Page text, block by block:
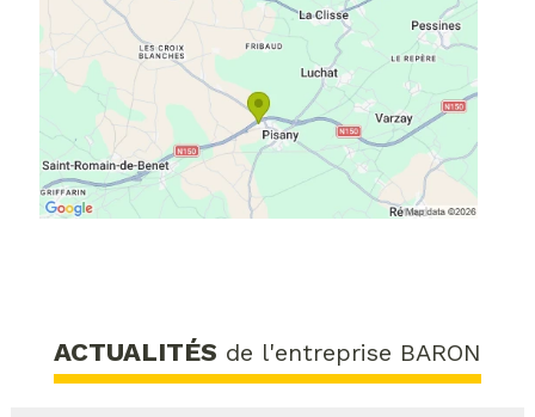
ACTUALITÉS de l'entreprise BARON